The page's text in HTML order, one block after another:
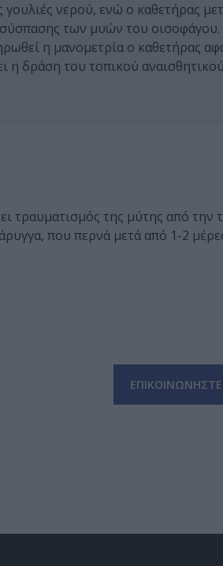
νερού, ενώ ο καθετήρας
των μυών του
η μανομετρία ο καθετήρας
η δράση του τοπικού
τραυματισμός της μύτης από
που περνά μετά από 1-2